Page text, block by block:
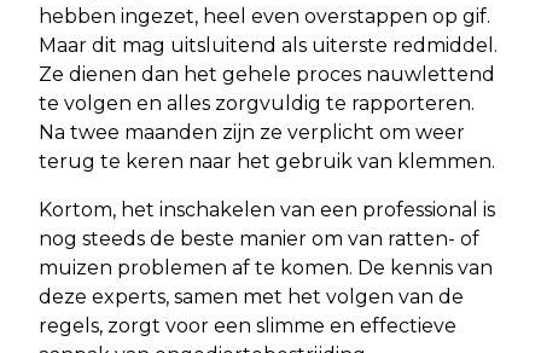
hebben ingezet, heel even overstappen op gif.
Maar dit mag uitsluitend als uiterste redmiddel.
Ze dienen dan het gehele proces nauwlettend
te volgen en alles zorgvuldig te rapporteren.
Na twee maanden zijn ze verplicht om weer
terug te keren naar het gebruik van klemmen.
Kortom, het inschakelen van een professional is
nog steeds de beste manier om van ratten- of
muizen problemen af te komen. De kennis van
deze experts, samen met het volgen van de
regels, zorgt voor een slimme en effectieve